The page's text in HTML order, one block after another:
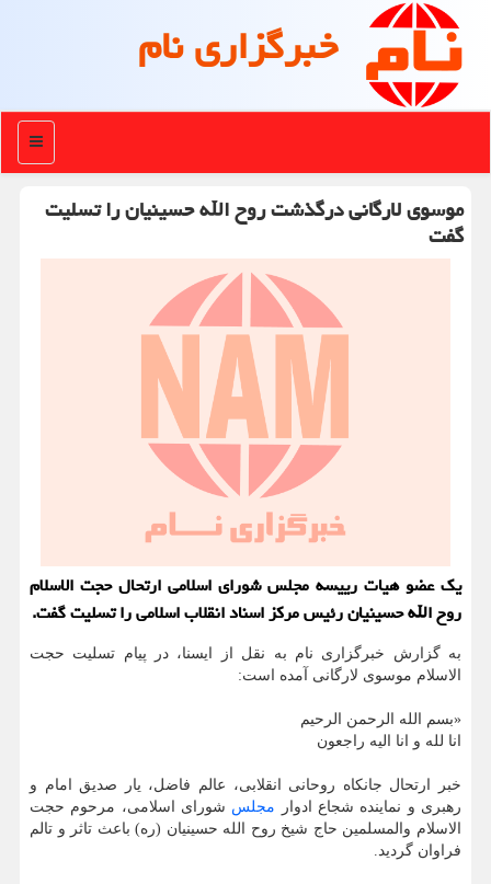
خبرگزاری نام
منو
موسوی لارگانی درگذشت روح الله حسینیان را تسلیت
گفت
یك عضو هیات رییسه مجلس شورای اسلامی ارتحال حجت الاسلام
روح الله حسینیان رئیس مركز اسناد انقلاب اسلامی را تسلیت گفت.
به گزارش خبرگزاری نام به نقل از ایسنا، در پیام تسلیت حجت
الاسلام موسوی لارگانی آمده است:
«بسم الله الرحمن الرحیم
انا لله و انا الیه راجعون
خبر ارتحال جانکاه روحانی انقلابی، عالم فاضل، یار صدیق امام و
رهبری و نماینده شجاع ادوار مجلس شورای اسلامی، مرحوم حجت
الاسلام والمسلمین حاج شیخ روح الله حسینیان (ره) باعث تاثر و تالم
فراوان گردید.